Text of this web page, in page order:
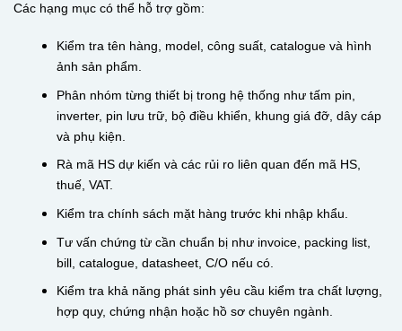
Các hạng mục có thể hỗ trợ gồm:
Kiểm tra tên hàng, model, công suất, catalogue và hình
ảnh sản phẩm.
Phân nhóm từng thiết bị trong hệ thống như tấm pin,
inverter, pin lưu trữ, bộ điều khiển, khung giá đỡ, dây cáp
và phụ kiện.
Rà mã HS dự kiến và các rủi ro liên quan đến mã HS,
thuế, VAT.
Kiểm tra chính sách mặt hàng trước khi nhập khẩu.
Tư vấn chứng từ cần chuẩn bị như invoice, packing list,
bill, catalogue, datasheet, C/O nếu có.
Kiểm tra khả năng phát sinh yêu cầu kiểm tra chất lượng,
hợp quy, chứng nhận hoặc hồ sơ chuyên ngành.